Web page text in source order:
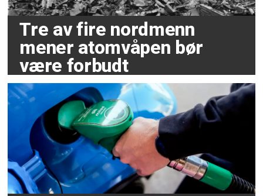
Tre av fire nordmenn
mener atomvåpen bør
være forbudt